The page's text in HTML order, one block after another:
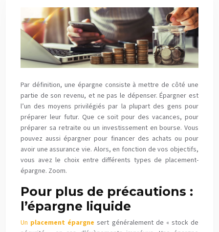
Par définition, une épargne consiste à mettre de côté une
partie de son revenu, et ne pas le dépenser. Épargner est
l’un des moyens privilégiés par la plupart des gens pour
préparer leur futur. Que ce soit pour des vacances, pour
préparer sa retraite ou un investissement en bourse. Vous
pouvez aussi épargner pour financer des achats ou pour
avoir une assurance vie. Alors, en fonction de vos objectifs,
vous avez le choix entre différents types de placement-
épargne. Zoom.
Pour plus de précautions :
l’épargne liquide
Un placement épargne sert généralement de « stock de